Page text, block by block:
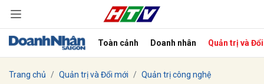
Toàn cảnh Doanh nhân Quản trị và
Trang chủ Quản trị và Đổi mới Quản trị công nghệ